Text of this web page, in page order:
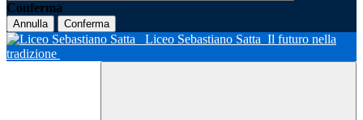
Conferma
Annulla Conferma
Liceo Sebastiano Satta Il futuro nella
tradizione